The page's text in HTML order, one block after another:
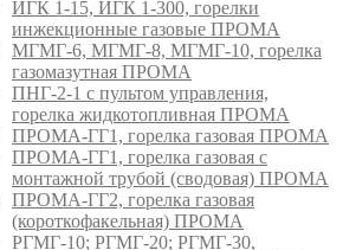
ИГК 1-15, ИГК 1-300, горелки
инжекционные газовые ПРОМА
МГМГ-6, МГМГ-8, МГМГ-10, горелка
газомазутная ПРОМА
ПНГ-2-1 с пультом управления,
горелка жидкотопливная ПРОМА
ПРОМА-ГГ1, горелка газовая ПРОМА
ПРОМА-ГГ1, горелка газовая с
монтажной трубой (сводовая) ПРОМА
ПРОМА-ГГ2, горелка газовая
(короткофакельная) ПРОМА
РГМГ-10; РГМГ-20; РГМГ-30,